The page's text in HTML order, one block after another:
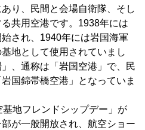
り、民間と会場自衛隊、そし
共用空港です。1938年には
され、1940年には岩国海軍
地として使用されていまし
、通称は「岩国空港」で、民
国錦帯橋空港」となっていま
地フレンドシップデー」が
が一般開放され、航空ショー